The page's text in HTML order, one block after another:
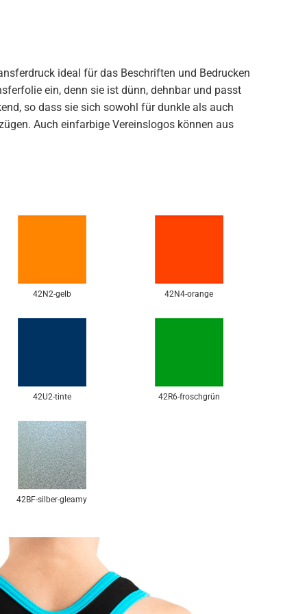
ideal für das Beschriften und Bedrucken
ein, denn sie ist dünn, dehnbar und passt
so dass sie sich sowohl für dunkle als auch
Auch einfarbige Vereinslogos können aus
42N2-gelb 42N4-orange
42U2-tinte 42R6-froschgrün
42BF-silber-gleamy